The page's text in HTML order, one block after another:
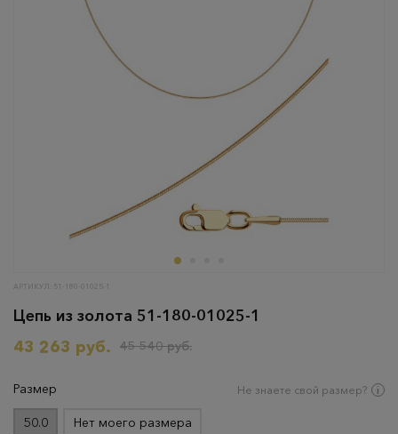
АРТИКУЛ: 51-180-01025-1
Цепь из золота 51-180-01025-1
43 263 руб.
45 540 руб.
Размер Не знаете свой размер?
50.0 Нет моего размера